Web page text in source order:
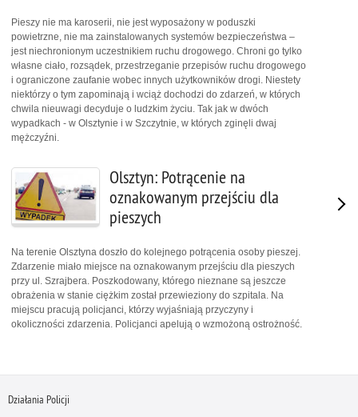
Pieszy nie ma karoserii, nie jest wyposażony w poduszki
powietrzne, nie ma zainstalowanych systemów bezpieczeństwa –
jest niechronionym uczestnikiem ruchu drogowego. Chroni go tylko
własne ciało, rozsądek, przestrzeganie przepisów ruchu drogowego
i ograniczone zaufanie wobec innych użytkowników drogi. Niestety
niektórzy o tym zapominają i wciąż dochodzi do zdarzeń, w których
chwila nieuwagi decyduje o ludzkim życiu. Tak jak w dwóch
wypadkach - w Olsztynie i w Szczytnie, w których zginęli dwaj
mężczyźni.
Olsztyn: Potrącenie na
oznakowanym przejściu dla
pieszych
Na terenie Olsztyna doszło do kolejnego potrącenia osoby pieszej.
Zdarzenie miało miejsce na oznakowanym przejściu dla pieszych
przy ul. Szrajbera. Poszkodowany, którego nieznane są jeszcze
obrażenia w stanie ciężkim został przewieziony do szpitala. Na
miejscu pracują policjanci, którzy wyjaśniają przyczyny i
okoliczności zdarzenia. Policjanci apelują o wzmożoną ostrożność.
Działania Policji